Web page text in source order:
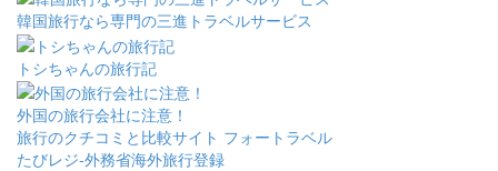
韓国旅行なら専門の三進トラベルサービス
トシちゃんの旅行記
外国の旅行会社に注意！
旅行のクチコミと比較サイト フォートラベル
たびレジ-外務省海外旅行登録